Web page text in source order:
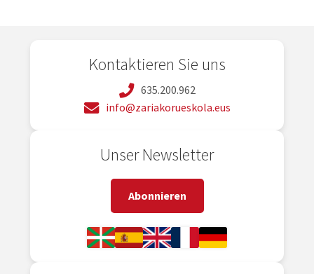
Kontaktieren Sie uns
635.200.962
info@zariakorueskola.eus
Unser Newsletter
Abonnieren